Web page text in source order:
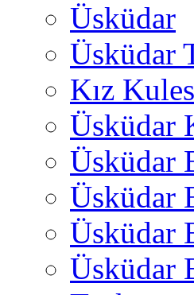
Üsküdar
Üsküdar
Kız
Üsküdar
Üsküdar
Üsküdar
Üsküdar
Üsküdar